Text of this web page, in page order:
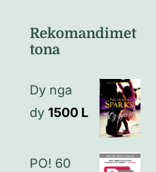
Politikat e kthimeve
Politikat e privatësisë
Kontakt
Rekomandimet
tona
Dy nga
dy 1500 L
PO! 60